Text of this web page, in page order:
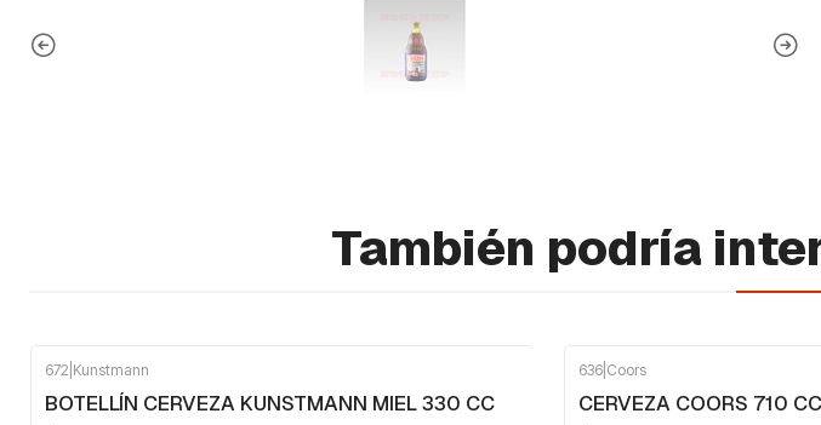
También podría
OFF
672 Kunstmann
BOTELLÍN CERVEZA KUNSTMANN MIEL 330 CC
636| Coors
CERVEZA COORS 710 CC